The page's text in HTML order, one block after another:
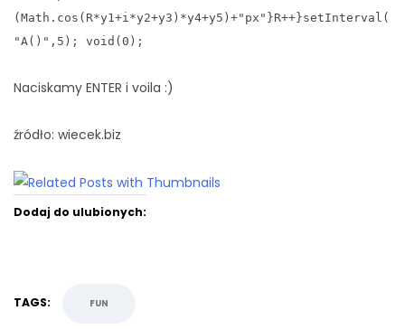
(Math.cos(R*y1+i*y2+y3)*y4+y5)+"px"}R++}setInterval(
"A()",5); void(0);
Naciskamy ENTER i voila :)
źródło: wiecek.biz
Dodaj do ulubionych:
TAGS: FUN